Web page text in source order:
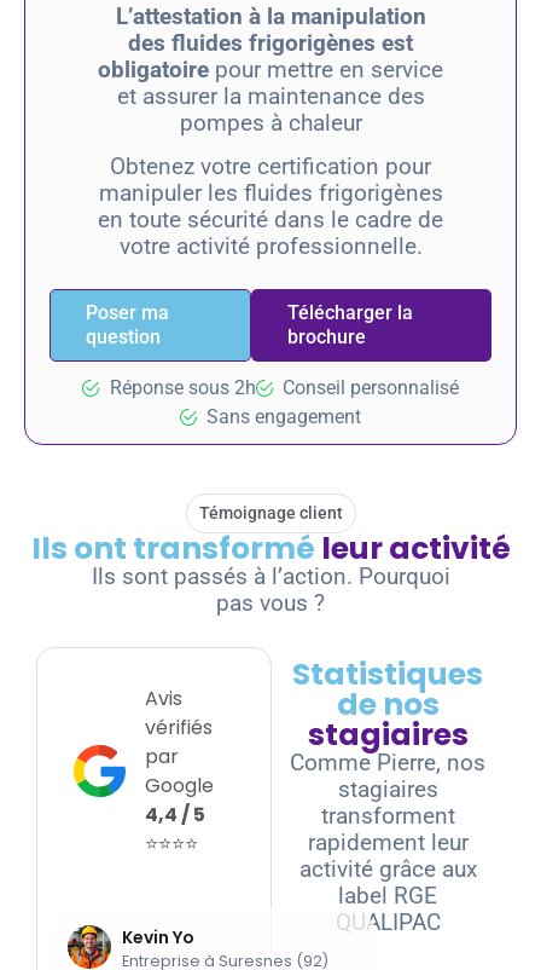
L’attestation à la manipulation
des fluides frigorigènes est
obligatoire pour mettre en service
et assurer la maintenance des
pompes à chaleur
Obtenez votre certification pour
manipuler les fluides frigorigènes
en toute sécurité dans le cadre de
votre activité professionnelle.
Poser ma
question
Télécharger la
brochure
Réponse sous 2h
Conseil personnalisé
Sans engagement
Témoignage client
Ils ont transformé leur activité
Ils sont passés à l’action. Pourquoi
pas vous ?
Avis
vérifiés
par
Google
4,4 / 5
⭐⭐⭐⭐
Kevin Yo
Entreprise à Suresnes (92)
Statistiques
de nos
stagiaires
Comme Pierre, nos
stagiaires
transforment
rapidement leur
activité grâce aux
label RGE
QUALIPAC